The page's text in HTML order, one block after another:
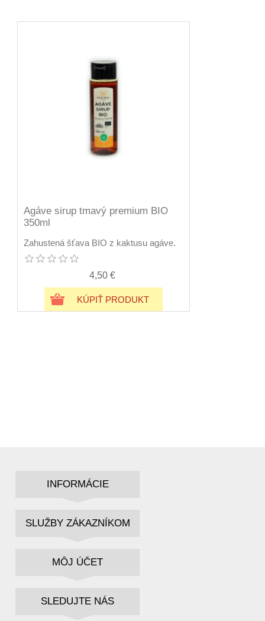
Agáve sirup tmavý premium BIO
350ml
Zahustená šťava BIO z kaktusu agáve.
4,50 €
KÚPIŤ PRODUKT
INFORMÁCIE
SLUŽBY ZÁKAZNÍKOM
MÔJ ÚČET
SLEDUJTE NÁS